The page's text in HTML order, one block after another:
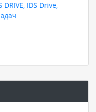
DRIVE, IDS Drive,